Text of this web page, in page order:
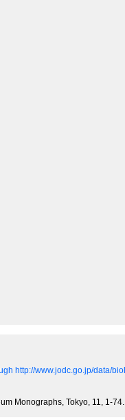
http://www.jodc.go.jp/data/
Monographs, Tokyo, 11, 1-74.